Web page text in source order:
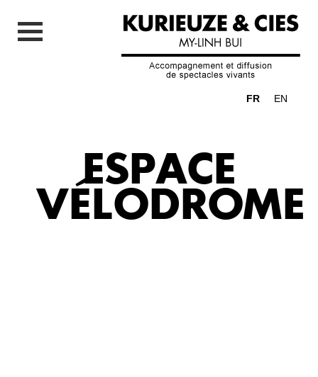
FR EN
ESPACE
VÉLODROME